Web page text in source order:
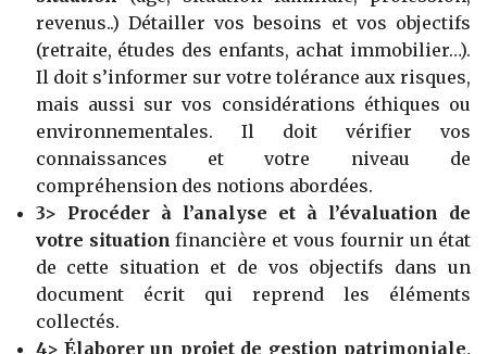
revenus..) Détailler vos besoins et vos objectifs
(retraite, études des enfants, achat immobilier…).
Il doit s’informer sur votre tolérance aux risques,
mais aussi sur vos considérations éthiques ou
environnementales. Il doit vérifier vos
connaissances et votre niveau de
compréhension des notions abordées.
3> Procéder à l’analyse et à l’évaluation de
votre situation financière et vous fournir un état
de cette situation et de vos objectifs dans un
document écrit qui reprend les éléments
collectés.
4> Élaborer un projet de gestion patrimoniale,